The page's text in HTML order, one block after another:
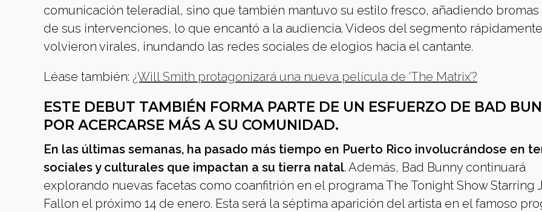
comunicación teleradial, sino que también mantuvo su estilo fresco, añadiendo bromas
de sus intervenciones, lo que encantó a la audiencia. Videos del segmento
volvieron virales, inundando las redes sociales de elogios hacia el cantante.
Léase también: ¿Will Smith protagonizará una nueva película de ‘The Matrix’?
ESTE DEBUT TAMBIÉN FORMA PARTE DE UN ESFUERZO DE BAD
POR ACERCARSE MÁS A SU COMUNIDAD.
En las últimas semanas, ha pasado más tiempo en Puerto Rico involucrándose en
sociales y culturales que impactan a su tierra natal. Además, Bad Bunny continuará
explorando nuevas facetas como coanfitrión en el programa The Tonight Show Starring
Fallon el próximo 14 de enero. Esta será la séptima aparición del artista en el famoso